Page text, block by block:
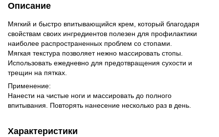
Описание
Мягкий и быстро впитывающийся крем, который благодаря
свойствам своих ингредиентов полезен для профилактики
наиболее распространенных проблем со стопами.
Мягкая текстура позволяет нежно массировать стопы.
Использовать ежедневно для предотвращения сухости и
трещин на пятках.
Применение:
Нанести на чистые ноги и массировать до полного
впитывания. Повторять нанесение несколько раз в день.
Характеристики